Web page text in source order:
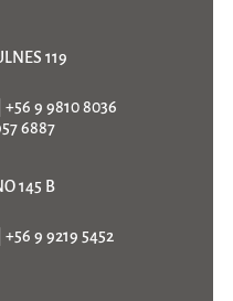
119
+56 9 9810 8036
6887
145 B
+56 9 9219 5452